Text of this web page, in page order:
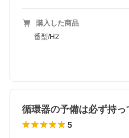
購入した商品
番型/H2
循環器の予備は必ず持っ
5